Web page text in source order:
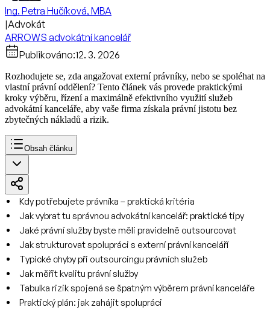
Ing. Petra Hučíková, MBA
|Advokát
ARROWS advokátní kancelář
Publikováno:12. 3. 2026
Rozhodujete se, zda angažovat externí právníky, nebo se spoléhat na
vlastní právní oddělení? Tento článek vás provede praktickými
kroky výběru, řízení a maximálně efektivního využití služeb
advokátní kanceláře, aby vaše firma získala právní jistotu bez
zbytečných nákladů a rizik.
Obsah článku
Kdy potřebujete právníka – praktická kritéria
Jak vybrat tu správnou advokátní kancelář: praktické tipy
Jaké právní služby byste měli pravidelně outsourcovat
Jak strukturovat spolupráci s externí právní kanceláří
Typické chyby při outsourcingu právních služeb
Jak měřit kvalitu právní služby
Tabulka rizik spojená se špatným výběrem právní kanceláře
Praktický plán: jak zahájit spolupráci